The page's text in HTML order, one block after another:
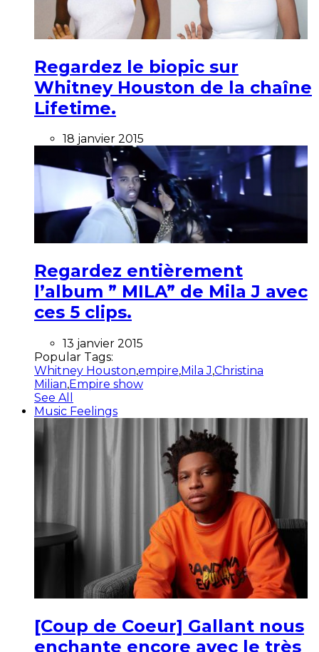
Regardez le biopic sur
Whitney Houston de la chaîne
Lifetime.
18 janvier 2015
Regardez entièrement
l’album ” MILA” de Mila J avec
ces 5 clips.
13 janvier 2015
Popular Tags:
Whitney Houston,empire,Mila J,Christina
Milian,Empire show
See All
Music Feelings
[Coup de Coeur] Gallant nous
enchante encore avec le très